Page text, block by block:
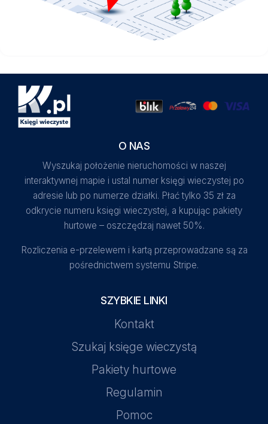
O NAS
Wyszukaj położenie nieruchomości w naszej
interaktywnej mapie i ustal numer księgi wieczystej po
adresie lub po numerze działki. Płać tylko 35 zł za
odkrycie numeru księgi wieczystej, a kupując pakiety
hurtowe – oszczędzaj nawet 50%.
Rozliczenia e-przelewem i kartą przeprowadzane są za
pośrednictwem systemu Stripe.
SZYBKIE LINKI
Kontakt
Szukaj księge wieczystą
Pakiety hurtowe
Regulamin
Pomoc